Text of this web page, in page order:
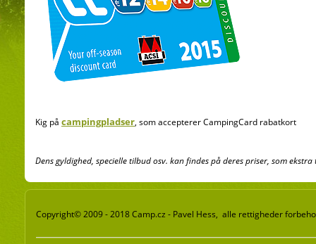
Kig på campingpladser, som accepterer CampingCard rabatkort
Dens gyldighed, specielle tilbud osv. kanfindes påderes priser, somekstra
Copyright© 2009 - 2018 Camp.cz - Pavel Hess, alle rettigheder